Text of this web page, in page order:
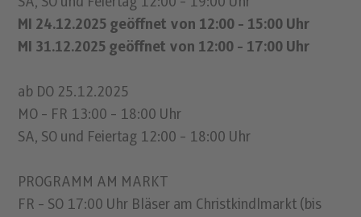
MI 24.12.2025 geöffnet von 12:00 - 15:00 Uhr
MI 31.12.2025 geöffnet von 12:00 - 17:00 Uhr
ab DO 25.12.2025
MO - FR 13:00 - 18:00 Uhr
SA, SO und Feiertag 12:00 - 18:00 Uhr
PROGRAMM AM MARKT
FR - SO 17:00 Uhr Bläser am Christkindlmarkt (bis